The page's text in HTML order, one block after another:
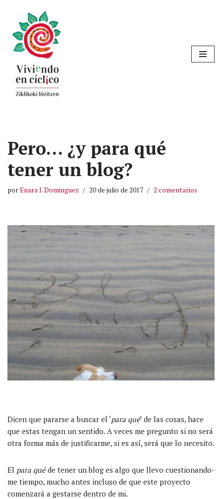
Saltar
al
contenido
Pero… ¿y para qué
tener un blog?
porEnara I. Dominguez 20 de julio de 2017 2 comentarios
Dicen que pararse a buscar el ‘para qué’ de las cosas, hace
que estas tengan un sentido. A veces me pregunto si no será
otra forma más de justificarme, si es así, será que lo necesito.
El para quéde tener un blog es algo que llevo cuestionando-
me tiempo, mucho antes incluso de que este proyecto
comenzará a gestarse dentro de mi.